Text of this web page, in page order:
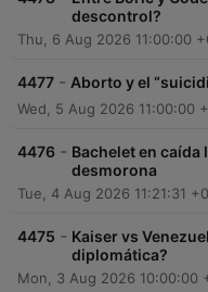
descontrol?
Thu, 6 Aug 2026 11:00:00
4477 - Aborto y el
Wed, 5 Aug 2026 11:00:00
4476 - Bachelet en
desmorona
Tue, 4 Aug 2026 11:21:31
4475 - Kaiser vs
diplomática?
Mon, 3 Aug 2026 10:00:00